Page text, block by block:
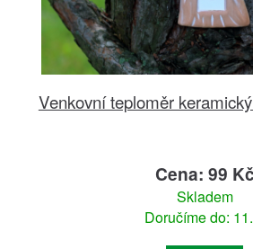
Venkovní teploměr
Cena: 99 Kč
Skladem
Doručíme do: